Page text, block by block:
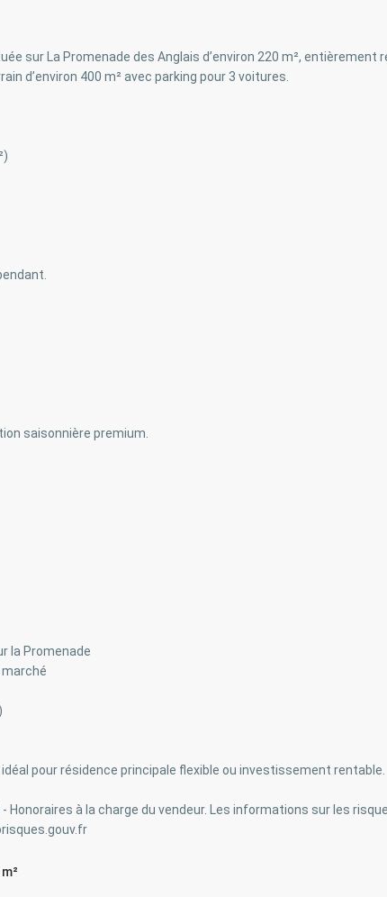
sur La Promenade des Anglais d’environ 220 m²,
d’environ 400 m² avec parking pour 3 voitures.
saisonnière premium.
la Promenade
idéal pour résidence principale flexible ou investissement rentable.
Honoraires à la charge du vendeur. Les informations sur les